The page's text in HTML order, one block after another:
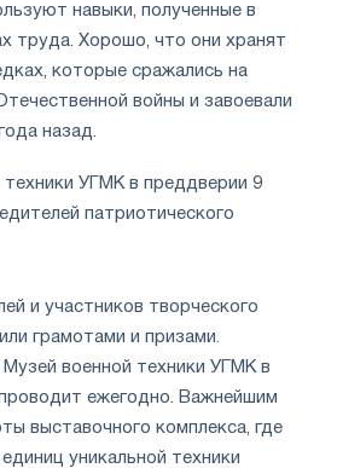
навыки, полученные в
труда. Хорошо, что они хранят
которые сражались на
войны и завоевали
назад.
и участников творческого
грамотами и призами.
военной техники УГМК в
ежегодно. Важнейшим
выставочного комплекса, где
уникальной техники